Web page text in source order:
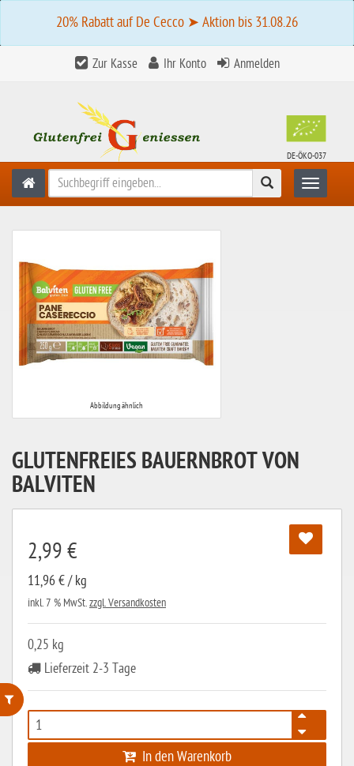
ohne Weizenstärke
20% Rabatt auf De Cecco ➤ Aktion bis 31.08.26
Zur Kasse Ihr Konto Anmelden
DE-ÖKO-037
Suchen Toggle
Abbildung ähnlich
GLUTENFREIES BAUERNBROT VON
BALVITEN
2,99 €
11,96 € / kg
inkl. 7 % MwSt.zzgl. Versandkosten
0,25 kg
Lieferzeit 2-3 Tage
In den Warenkorb